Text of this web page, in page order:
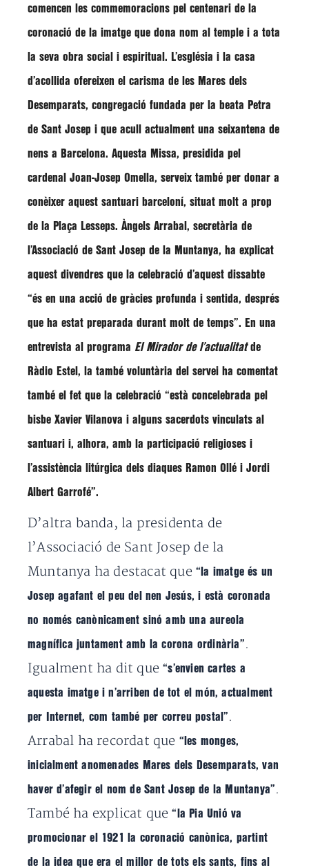
comencen les commemoracions pel centenari de la
coronació de la imatge que dona nom al temple i a tota
la seva obra social i espiritual. L’església i la casa
d’acollida ofereixen el carisma de les Mares dels
Desemparats, congregació fundada per la beata Petra
de Sant Josep i que acull actualment una seixantena de
nens a Barcelona. Aquesta Missa, presidida pel
cardenal Joan-Josep Omella, serveix també per donar a
conèixer aquest santuari barceloní, situat molt a prop
de la Plaça Lesseps. Àngels Arrabal, secretària de
l’Associació de Sant Josep de la Muntanya, ha explicat
aquest divendres que la celebració d’aquest dissabte
“és en una acció de gràcies profunda i sentida, després
que ha estat preparada durant molt de temps”. En una
entrevista al programa El Mirador de l’actualitat de
Ràdio Estel , la també voluntària del servei ha comentat
també el fet que la celebració “està concelebrada pel
bisbe Xavier Vilanova i alguns sacerdots vinculats al
santuari i, alhora, amb la participació religioses i
l’assistència litúrgica dels diaques Ramon Ollé i Jordi
Albert Garrofé”.
D’altra banda, la presidenta de
l’Associació de Sant Josep de la
Muntanya ha destacat que “la imatge és un
Josep agafant el peu del nen Jesús, i està coronada
no només canònicament sinó amb una aureola
magnífica juntament amb la corona ordinària” .
Igualment ha dit que “s’envien cartes a
aquesta imatge i n’arriben de tot el món, actualment
per Internet, com també per correu postal” .
Arrabal ha recordat que “les monges,
inicialment anomenades Mares dels Desemparats, van
haver d’afegir el nom de Sant Josep de la Muntanya” .
També ha explicat que“la Pia Unió va
promocionar el 1921 la coronació canònica, partint
de la idea que era el millor de tots els sants, fins al